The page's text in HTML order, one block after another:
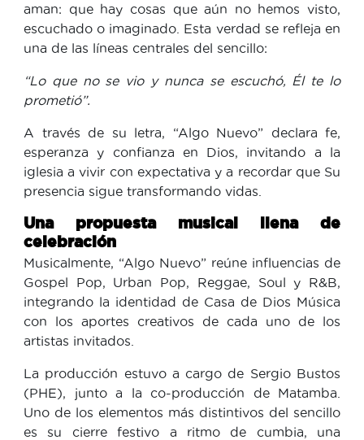
aman: que hay cosas que aún no hemos visto,
escuchado o imaginado. Esta verdad se refleja en
una de las líneas centrales del sencillo:
“Lo que no se vio y nunca se escuchó, Él te lo
prometió”.
A través de su letra, “Algo Nuevo” declara fe,
esperanza y confianza en Dios, invitando a la
iglesia a vivir con expectativa y a recordar que Su
presencia sigue transformando vidas.
Una propuesta musical llena de
celebración
Musicalmente, “Algo Nuevo” reúne influencias de
Gospel Pop, Urban Pop, Reggae, Soul y R&B,
integrando la identidad de Casa de Dios Música
con los aportes creativos de cada uno de los
artistas invitados.
La producción estuvo a cargo de Sergio Bustos
(PHE), junto a la co-producción de Matamba.
Uno de los elementos más distintivos del sencillo
es su cierre festivo a ritmo de cumbia, una